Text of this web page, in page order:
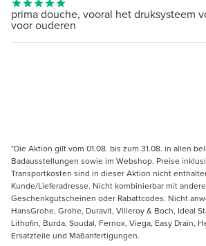
prima douche, vooral het druksysteem
voor ouderen
*Die Aktion gilt vom 01.08. bis zum 31.08. in allen
Badausstellungen sowie im Webshop. Preise
Transportkosten sind in dieser Aktion nicht
Kunde/Lieferadresse. Nicht kombinierbar mit
Geschenkgutscheinen oder Rabattcodes. Nicht
HansGrohe, Grohe, Duravit, Villeroy & Boch, Ideal
Lithofin, Burda, Soudal, Fernox, Viega, Easy Drain,
Ersatzteile und Maßanfertigungen.